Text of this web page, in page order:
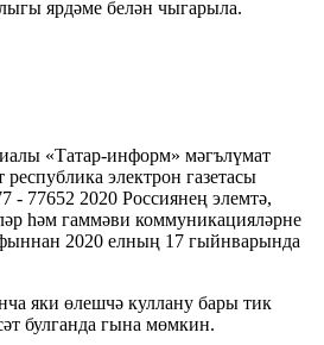
ярдәме белән чыгарыла.
«Татар-информ» мәгълүмат
электрон газетасы
77652 2020 Россиянең элемтә,
һәм гаммәви коммуникацияләрне
2020 елның 17 гыйнварында
яки өлешчә куллану бары тик
булганда гына мөмкин.